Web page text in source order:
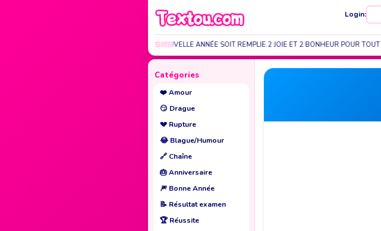
Login:
QUE CETTE NOUVELLE ANNÉE SOIT REMPLIE 2 JOIE ET 2 BONHEUR POUR TOUT
Catégories
❤️Amour
😏 Drague
💔 Rupture
😂 Blague/Humour
🔗 Chaîne
🎂Anniversaire
🎆 Bonne Année
📝 Résultat examen
🏆Réussite